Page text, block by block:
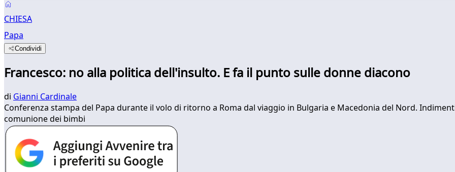
CHIESA
Papa
Condividi
Francesco: no alla politica dell'insulto. E fa il punto sulle donne diacono
di Gianni Cardinale
Conferenza stampa del Papa durante il volo di ritorno a Roma dal viaggio in Bulgaria e Macedonia del Nord.
comunione dei bimbi